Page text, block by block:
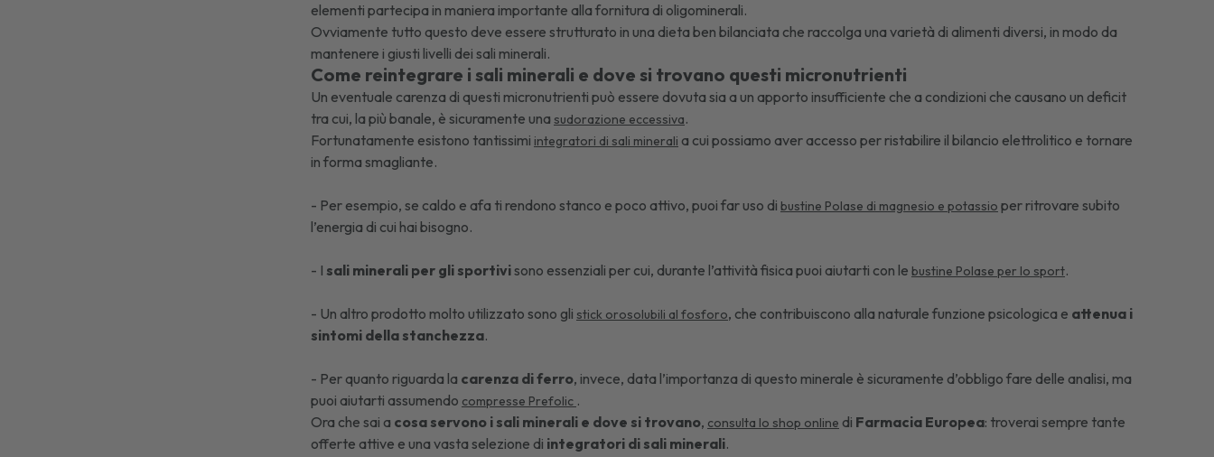
elementi partecipa in maniera importante alla fornitura di oligominerali.
Ovviamente tutto questo deve essere strutturato in una dieta ben bilanciata che raccolga una varietà di alimenti diversi, in modo da
mantenere i giusti livelli dei sali minerali.
Come reintegrare i sali minerali e dove si trovano questi micronutrienti
Un eventuale carenza di questi micronutrienti può essere dovuta sia a un apporto insufficiente che a condizioni che causano un deficit
tra cui, la più banale, è sicuramente una sudorazione eccessiva.
Fortunatamente esistono tantissimi integratori di sali minerali a cui possiamo aver accesso per ristabilire il bilancio elettrolitico e tornare
in forma smagliante.
- Per esempio, se caldo e afa ti rendono stanco e poco attivo, puoi far uso di bustine Polase di magnesio e potassio per ritrovare subito
l’energia di cui hai bisogno.
- I sali minerali per gli sportivisono essenziali per cui, durante l’attività fisica puoi aiutarti con le bustine Polase per lo sport.
- Un altro prodotto molto utilizzato sono gli stick orosolubili al fosforo, che contribuiscono alla naturale funzione psicologica e attenua i
sintomi della stanchezza.
- Per quanto riguarda la carenza di ferro, invece, data l’importanza di questo minerale è sicuramente d’obbligo fare delle analisi, ma
puoi aiutarti assumendo compresse Prefolic .
Ora che sai a cosa servono i sali minerali e dove si trovano, consulta lo shop online di Farmacia Europea: troverai sempre tante
offerte attive e una vasta selezione di integratori di sali minerali.